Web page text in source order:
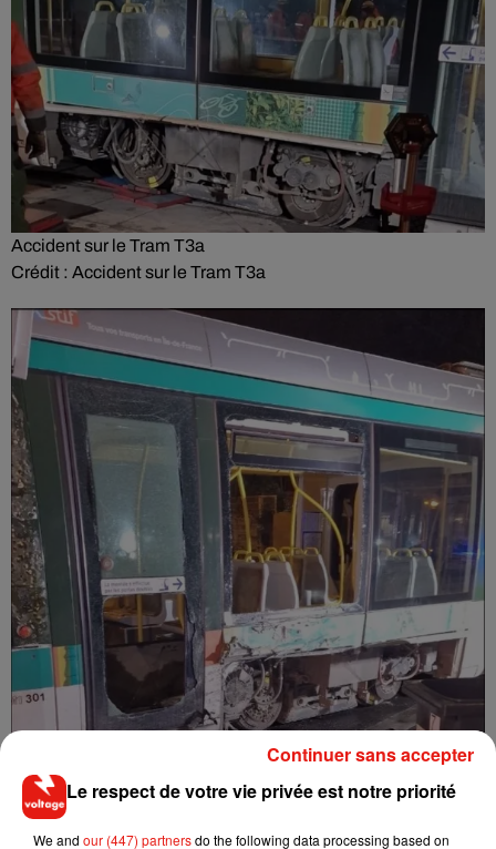
Accident sur le Tram T3a
Crédit : Accident sur le Tram T3a
Le respect de votre vie privée est notre priorité
We and our (447) partnersdo the following data processing based on
Continuer sans accepter